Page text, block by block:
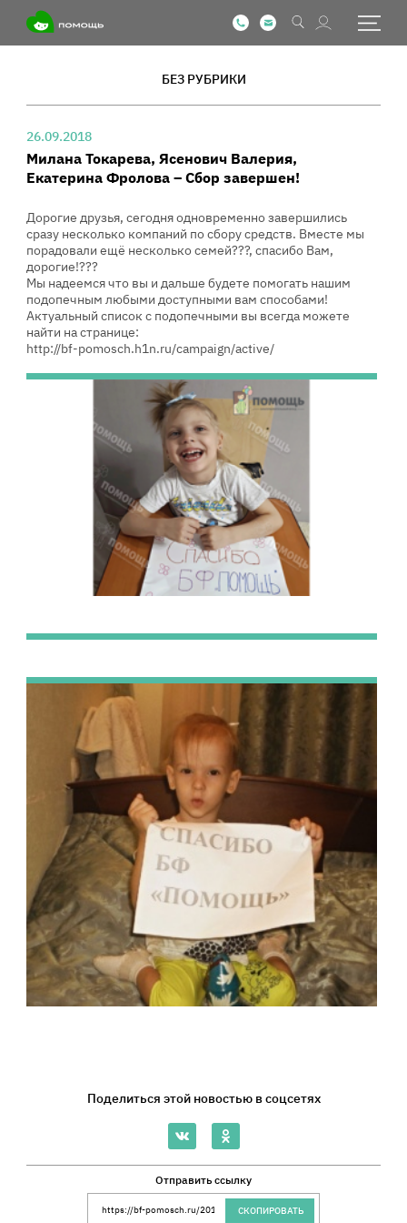
БЕЗ РУБРИКИ
26.09.2018
Милана Токарева, Ясенович Валерия,
Екатерина Фролова – Сбор завершен!
Дорогие друзья, сегодня одновременно завершились
сразу несколько компаний по сбору средств. Вместе мы
порадовали ещё несколько семей?‍?‍?, спасибо Вам,
дорогие!???
Мы надеемся что вы и дальше будете помогать нашим
подопечным любыми доступными вам способами!
Актуальный список с подопечными вы всегда можете
найти на странице:
http://bf-pomosch.h1n.ru/campaign/active/
Поделиться этой новостью в соцсетях
Отправить ссылку
Ссылка на сайт Благотворительного Фонда
СКОПИРОВАТЬ